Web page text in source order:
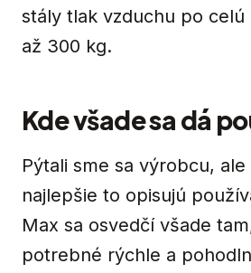
stály tlak vzduchu po celú
až 300 kg.
Kde všade sa dá
Pýtali sme sa výrobcu,
najlepšie to opisujú
Max sa osvedčí všade
potrebné rýchle a